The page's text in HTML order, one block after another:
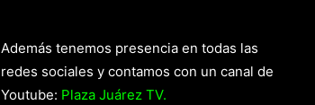
Además tenemos presencia en todas las
redes sociales y contamos con un canal de
Youtube: Plaza Juárez TV.